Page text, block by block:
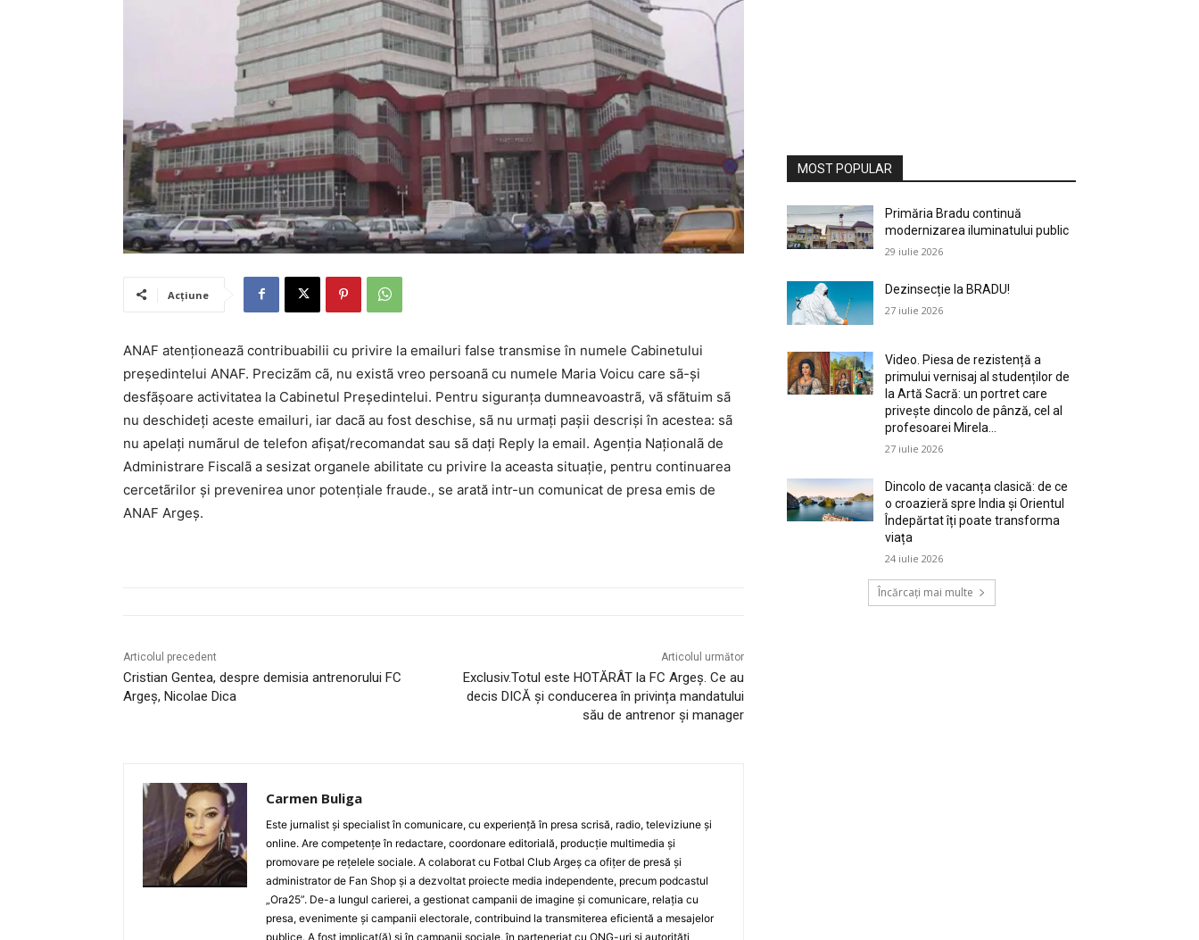
Acțiune
ANAF atenționeazã contribuabilii cu privire la emailuri false transmise în numele Cabinetului
președintelui ANAF. Precizãm cã, nu existã vreo persoanã cu numele Maria Voicu care sã-și
desfãșoare activitatea la Cabinetul Președintelui. Pentru siguranța dumneavoastrã, vã sfãtuim sã
nu deschideți aceste emailuri, iar dacã au fost deschise, sã nu urmați pașii descriși în acestea: sã
nu apelați numãrul de telefon afișat/recomandat sau sã dați Reply la email. Agenția Naționalã de
Administrare Fiscalã a sesizat organele abilitate cu privire la aceasta situație, pentru continuarea
cercetãrilor și prevenirea unor potențiale fraude., se arată intr-un comunicat de presa emis de
ANAF Argeș.
Articolul precedent
Cristian Gentea, despre demisia antrenorului FC
Argeș, Nicolae Dica
Articolul următor
Exclusiv.Totul este HOTĂRÂT la FC Argeș. Ce au
decis DICĂ și conducerea în privința mandatului
său de antrenor și manager
Carmen Buliga
Este jurnalist și specialist în comunicare, cu experiență în presa scrisă, radio, televiziune și
online. Are competențe în redactare, coordonare editorială, producție multimedia și
promovare pe rețelele sociale. A colaborat cu Fotbal Club Argeș ca ofițer de presă și
administrator de Fan Shop și a dezvoltat proiecte media independente, precum podcastul
„Ora25”. De-a lungul carierei, a gestionat campanii de imagine și comunicare, relația cu
presa, evenimente și campanii electorale, contribuind la transmiterea eficientă a mesajelor
publice. A fost implicat(ă) și în campanii sociale, în parteneriat cu ONG-uri și autorități
MOST POPULAR
Primăria Bradu continuă
modernizarea iluminatului public
29 iulie 2026
Dezinsecție la BRADU!
27 iulie 2026
Video. Piesa de rezistență a
primului vernisaj al studenților de
la Artă Sacră: un portret care
privește dincolo de pânză, cel al
profesoarei Mirela...
27 iulie 2026
Dincolo de vacanța clasică: de ce
o croazieră spre India și Orientul
Îndepărtat îți poate transforma
viața
24 iulie 2026
Încărcați mai multe